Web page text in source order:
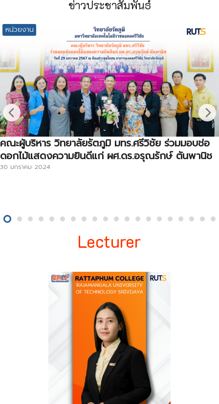
ข่าวประชาสัมพันธ์
หน่วยงาน
คณะผู้บริหาร วิทยาลัยรัตภูมิ มทร.ศรีวิชัย ร่วมมอบช่อ
ดอกไม้แสดงความยินดีแก่ ผศ.ดร.อรุณรักษ์ ตันพานิช
30 มกราคม 2024
Lecturer